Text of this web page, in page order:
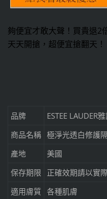
夠便宜才敢大聲！買貴退2
天天開搶，超便宜搶翻天！
品牌
ESTEE LAUDER
商品名稱 極淨光透白修護
產地
美國
保存期限
正確效期請以實
適用膚質 各種肌膚